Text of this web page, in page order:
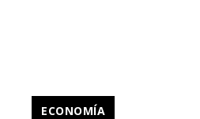
ECONOMÍA